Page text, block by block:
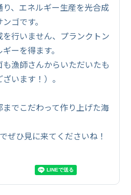
、エネルギー生産を光合成
ゴです。
行いません、プランクトン
ーを得ます。
漁師さんからいただいたも
います！）。
でこだわって作り上げた海
ぜひ見に来てくださいね！